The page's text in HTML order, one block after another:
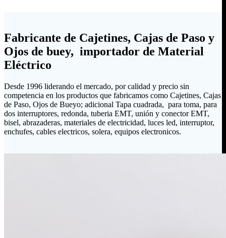
Fabricante de Cajetines, Cajas de Paso y
Ojos de buey, importador de Material
Eléctrico
Desde 1996 liderando el mercado, por calidad y precio sin
competencia en los productos que fabricamos como Cajetines, Cajas
de Paso, Ojos de Bueyo; adicional Tapa cuadrada, para toma, para
dos interruptores, redonda, tuberia EMT, unión y conector EMT,
bisel, abrazaderas, materiales de electricidad, luces led, interruptor,
enchufes, cables electricos, solera, equipos electronicos.